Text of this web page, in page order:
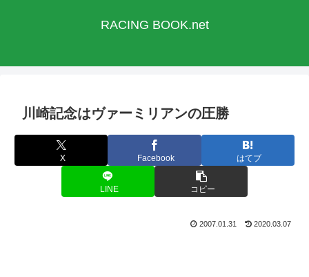
RACING BOOK.net
川崎記念はヴァーミリアンの圧勝
X Facebook はてブ
LINE コピー
2007.01.31 2020.03.07